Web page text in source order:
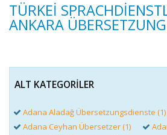
TÜRKEI
ANKARA ÜBERSETZUNG
ALT KATEGORILER
Adana Aladağ Übersetzungsdienste (1)
Adana Ceyhan Übersetzer (1)